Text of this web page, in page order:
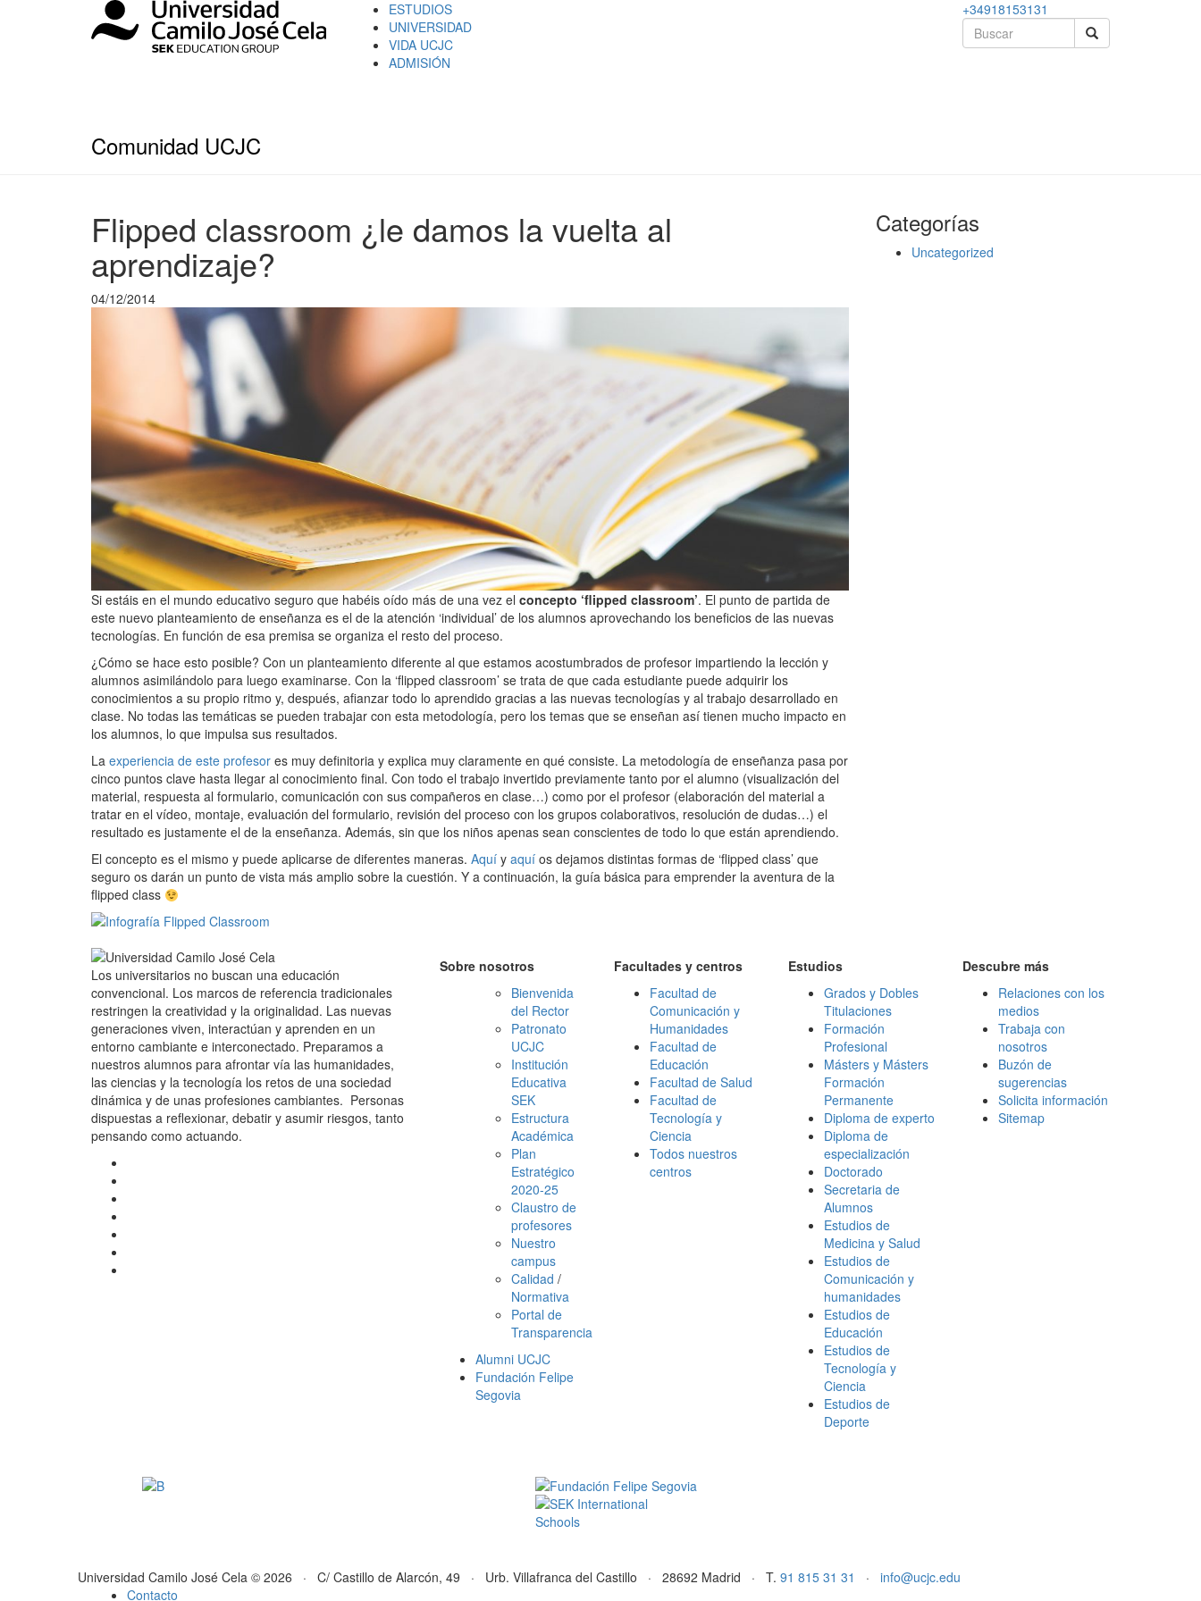
ESTUDIOS
UNIVERSIDAD
VIDA UCJC
ADMISIÓN
+34918153131
Comunidad UCJC
Flipped classroom ¿le damos la vuelta al
aprendizaje?
04/12/2014
Si estáis en el mundo educativo seguro que habéis oído más de una vez el concepto ‘flipped classroom’. El punto de partida de
este nuevo planteamiento de enseñanza es el de la atención ‘individual’ de los alumnos aprovechando los beneficios de las nuevas
tecnologías. En función de esa premisa se organiza el resto del proceso.
¿Cómo se hace esto posible? Con un planteamiento diferente al que estamos acostumbrados de profesor impartiendo la lección y
alumnos asimilándolo para luego examinarse. Con la ‘flipped classroom’ se trata de que cada estudiante puede adquirir los
conocimientos a su propio ritmo y, después, afianzar todo lo aprendido gracias a las nuevas tecnologías y al trabajo desarrollado en
clase. No todas las temáticas se pueden trabajar con esta metodología, pero los temas que se enseñan así tienen mucho impacto en
los alumnos, lo que impulsa sus resultados.
La experiencia de este profesor es muy definitoria y explica muy claramente en qué consiste. La metodología de enseñanza pasa por
cinco puntos clave hasta llegar al conocimiento final. Con todo el trabajo invertido previamente tanto por el alumno (visualización del
material, respuesta al formulario, comunicación con sus compañeros en clase…) como por el profesor (elaboración del material a
tratar en el vídeo, montaje, evaluación del formulario, revisión del proceso con los grupos colaborativos, resolución de dudas…) el
resultado es justamente el de la enseñanza. Además, sin que los niños apenas sean conscientes de todo lo que están aprendiendo.
El concepto es el mismo y puede aplicarse de diferentes maneras. Aquí y aquí os dejamos distintas formas de ‘flipped class’ que
seguro os darán un punto de vista más amplio sobre la cuestión. Y a continuación, la guía básica para emprender la aventura de la
flipped class
Categorías
Uncategorized
Los universitarios no buscan una educación
convencional. Los marcos de referencia tradicionales
restringen la creatividad y la originalidad. Las nuevas
generaciones viven, interactúan y aprenden en un
entorno cambiante e interconectado. Preparamos a
nuestros alumnos para afrontar vía las humanidades,
las ciencias y la tecnología los retos de una sociedad
dinámica y de unas profesiones cambiantes. Personas
dispuestas a reflexionar, debatir y asumir riesgos, tanto
pensando como actuando.
Sobre nosotros
Bienvenida
del Rector
Patronato
UCJC
Institución
Educativa
SEK
Estructura
Académica
Plan
Estratégico
2020-25
Claustro de
profesores
Nuestro
campus
Calidad /
Normativa
Portal de
Transparencia
Alumni UCJC
Fundación Felipe
Segovia
Facultades y centros
Facultad de
Comunicación y
Humanidades
Facultad de
Educación
Facultad de Salud
Facultad de
Tecnología y
Ciencia
Todos nuestros
centros
Estudios
Grados y Dobles
Titulaciones
Formación
Profesional
Másters y Másters
Formación
Permanente
Diploma de experto
Diploma de
especialización
Doctorado
Secretaria de
Alumnos
Estudios de
Medicina y Salud
Estudios de
Comunicación y
humanidades
Estudios de
Educación
Estudios de
Tecnología y
Ciencia
Estudios de
Deporte
Descubre más
Relaciones con los
medios
Trabaja con
nosotros
Buzón de
sugerencias
Solicita información
Sitemap
Universidad Camilo José Cela © 2026 · C/ Castillo de Alarcón, 49 · Urb. Villafranca del Castillo · 28692 Madrid · T. 91 815 31 31 · info@ucjc.edu
Contacto